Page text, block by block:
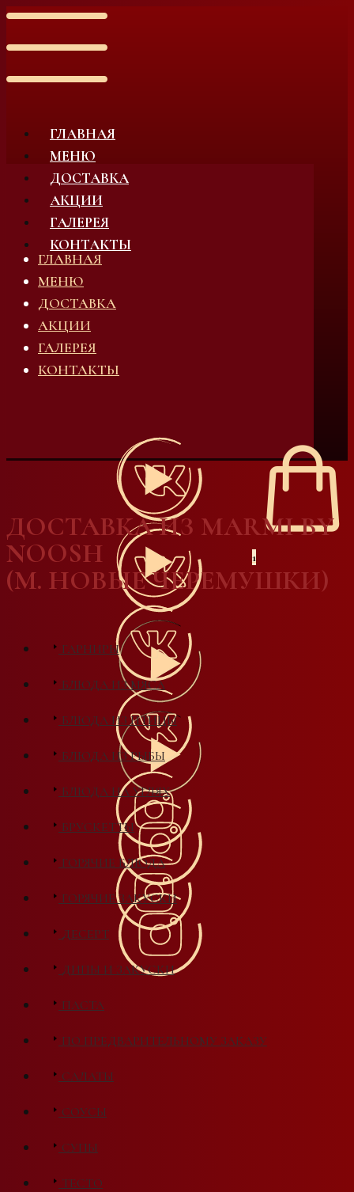
ГЛАВНАЯ
МЕНЮ
ДОСТАВКА
АКЦИИ
ГАЛЕРЕЯ
КОНТАКТЫ
ГЛАВНАЯ
МЕНЮ
ДОСТАВКА
АКЦИИ
ГАЛЕРЕЯ
КОНТАКТЫ
1
ДОСТАВКА ИЗ MARMI BY
NOOSH
(М. НОВЫЕ ЧЕРЕМУШКИ)
ГАРНИРЫ
БЛЮДА ИЗ МЯСА
БЛЮДА ИЗ ПТИЦЫ
БЛЮДА ИЗ РЫБЫ
БЛЮДА НА УГЛЯХ
БРУСКЕТТЫ
ГОРЯЧИЕ БЛЮДА
ГОРЯЧИЕ ЗАКУСКИ
ДЕСЕРТ
ДИПЫ И ЗАКУСКИ
ПАСТА
ПО ПРЕДВАРИТЕЛЬНОМУ ЗАКАЗУ
САЛАТЫ
СОУСЫ
СУПЫ
ТЕСТО